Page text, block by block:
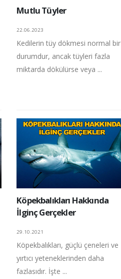
Mutlu Tüyler
22.06.2023
Kedilerin tüy dökmesi normal bir
durumdur, ancak tüyleri fazla
miktarda dökülürse veya ...
Köpekbalıkları Hakkında
İlginç Gerçekler
29.10.2021
Köpekbalıkları, güçlü çeneleri ve
yırtıcı yeteneklerinden daha
fazlasıdır. İşte ...